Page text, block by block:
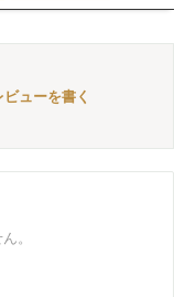
ューを書く
。